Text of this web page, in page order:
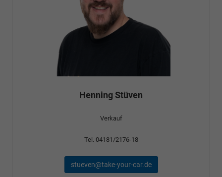
Henning Stüven
Verkauf
Tel. 04181/2176-18
stueven@take-your-car.de